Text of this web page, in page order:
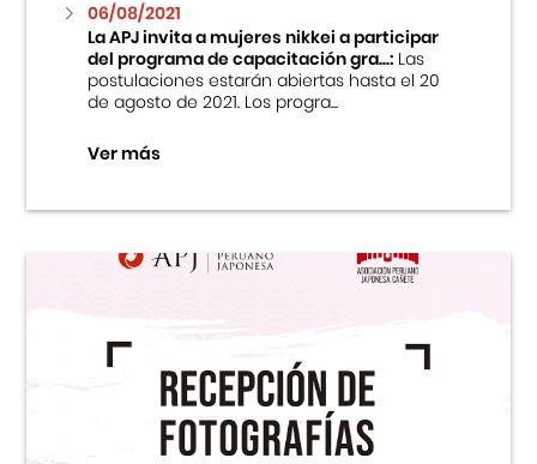
06/08/2021
La APJ invita a mujeres nikkei a participar
del programa de capacitación gra...:Las
postulaciones estarán abiertas hasta el 20
de agosto de 2021. Los progra...
Ver más